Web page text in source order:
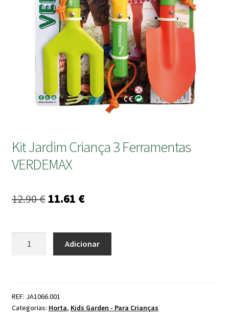
Kit Jardim Criança 3 Ferramentas
VERDEMAX
12.90€ O
original
era:
11.61 €O
atual
é:
3
Ferramentas
Adicionar
REF: JA1066.001
Categorias: Horta, Kids Garden - Para Crianças